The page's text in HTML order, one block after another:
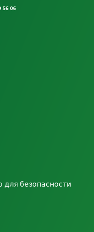
56 06
для безопасности